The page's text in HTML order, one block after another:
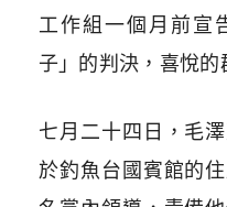
工作組一個月前宣
子」的判決，喜悅的
七月二十四日，毛
於釣魚台國賓館的